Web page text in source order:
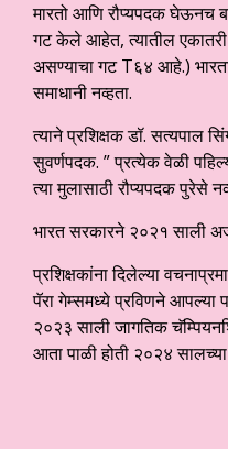
मारतो आणि रौप्यपदक घेऊनच
गट केले आहेत, त्यातील एकातरी
असण्याचा गट T६४ आहे.)
समाधानी नव्हता.
त्याने प्रशिक्षक डॉ. सत्यपाल
सुवर्णपदक. ” प्रत्येक वेळी
त्या मुलासाठी रौप्यपदक पुरेसे
भारत सरकारने २०२१ साली
प्रशिक्षकांना दिलेल्या
पॅरा गेम्समध्ये प्रविणने आपल्या
२०२३ साली जागतिक
आता पाळी होती २०२४